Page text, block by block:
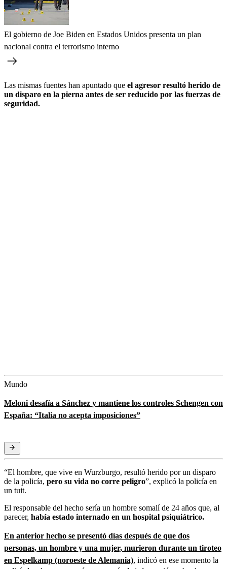
El gobierno de Joe Biden en Estados Unidos presenta un plan
nacional contra el terrorismo interno
Las mismas fuentes han apuntado que el agresor resultó herido de
un disparo en la pierna antes de ser reducido por las fuerzas de
seguridad.
Mundo
Meloni desafía a Sánchez y mantiene los controles Schengen con
España: “Italia no acepta imposiciones”
“El hombre, que vive en Wurzburgo, resultó herido por un disparo
de la policía, pero su vida no corre peligro”, explicó la policía en
un tuit.
El responsable del hecho sería un hombre somalí de 24 años que, al
parecer, había estado internado en un hospital psiquiátrico.
En anterior hecho se presentó días después de que dos
personas, un hombre y una mujer, murieron durante un tiroteo
en Espelkamp (noroeste de Alemania), indicó en ese momento la